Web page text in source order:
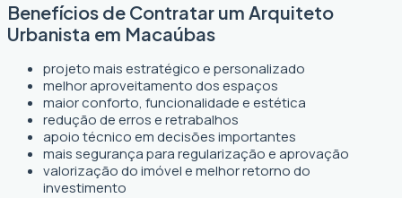
Benefícios de Contratar um Arquiteto
Urbanista em Macaúbas
projeto mais estratégico e personalizado
melhor aproveitamento dos espaços
maior conforto, funcionalidade e estética
redução de erros e retrabalhos
apoio técnico em decisões importantes
mais segurança para regularização e aprovação
valorização do imóvel e melhor retorno do
investimento